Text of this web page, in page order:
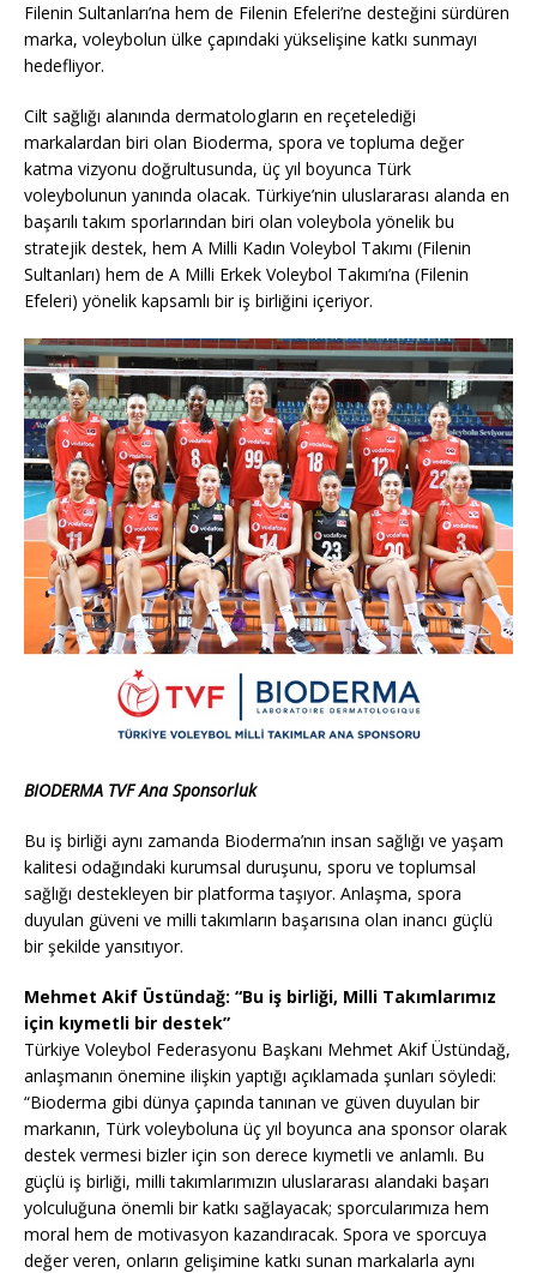
Filenin Sultanları’na hem de Filenin Efeleri’ne desteğini sürdüren
marka, voleybolun ülke çapındaki yükselişine katkı sunmayı
hedefliyor.
Cilt sağlığı alanında dermatologların en reçetelediği
markalardan biri olan Bioderma, spora ve topluma değer
katma vizyonu doğrultusunda, üç yıl boyunca Türk
voleybolunun yanında olacak. Türkiye’nin uluslararası alanda en
başarılı takım sporlarından biri olan voleybola yönelik bu
stratejik destek, hem A Milli Kadın Voleybol Takımı (Filenin
Sultanları) hem de A Milli Erkek Voleybol Takımı’na (Filenin
Efeleri) yönelik kapsamlı bir iş birliğini içeriyor.
BIODERMA TVF Ana Sponsorluk
Bu iş birliği aynı zamanda Bioderma’nın insan sağlığı ve yaşam
kalitesi odağındaki kurumsal duruşunu, sporu ve toplumsal
sağlığı destekleyen bir platforma taşıyor. Anlaşma, spora
duyulan güveni ve milli takımların başarısına olan inancı güçlü
bir şekilde yansıtıyor.
Mehmet Akif Üstündağ: “Bu iş birliği, Milli Takımlarımız
için kıymetli bir destek”
Türkiye Voleybol Federasyonu Başkanı Mehmet Akif Üstündağ,
anlaşmanın önemine ilişkin yaptığı açıklamada şunları söyledi:
“Bioderma gibi dünya çapında tanınan ve güven duyulan bir
markanın, Türk voleyboluna üç yıl boyunca ana sponsor olarak
destek vermesi bizler için son derece kıymetli ve anlamlı. Bu
güçlü iş birliği, milli takımlarımızın uluslararası alandaki başarı
yolculuğuna önemli bir katkı sağlayacak; sporcularımıza hem
moral hem de motivasyon kazandıracak. Spora ve sporcuya
değer veren, onların gelişimine katkı sunan markalarla aynı